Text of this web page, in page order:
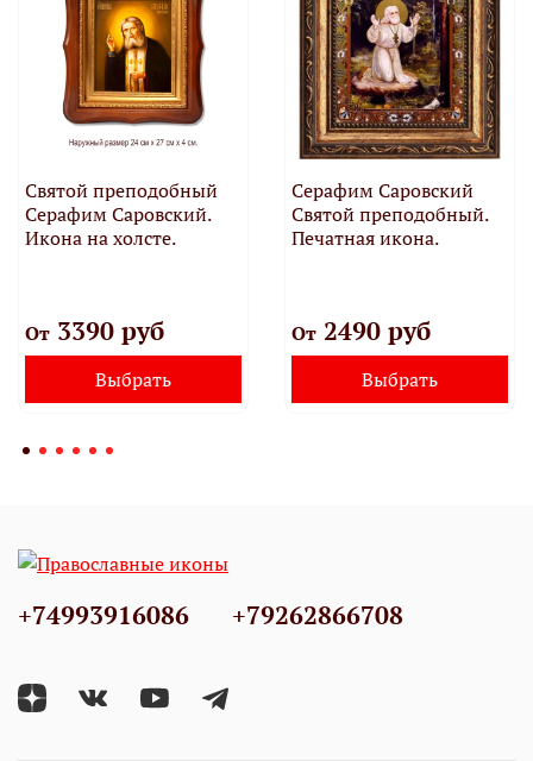
Святой преподобный
Серафим Саровский.
Икона на холсте.
От3390 руб
Выбрать
Серафим Саровский
Святой преподобный.
Печатная икона.
От2490 руб
Выбрать
+74993916086 +79262866708